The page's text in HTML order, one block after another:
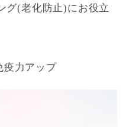
グ(老化防止)にお役立
疫力アップ